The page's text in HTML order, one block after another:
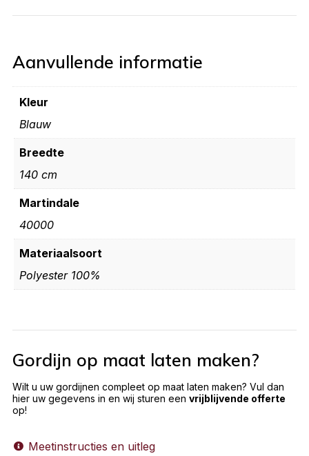
Aanvullende informatie
Kleur
Blauw
Breedte
140 cm
Martindale
40000
Materiaalsoort
Polyester 100%
Gordijn op maat laten maken?
Wilt u uw gordijnen compleet op maat laten maken? Vul dan
hier uw gegevens in en wij sturen een vrijblijvende offerte
op!
Meetinstructies en uitleg